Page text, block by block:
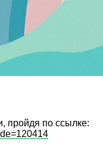
пройдя по ссылке: